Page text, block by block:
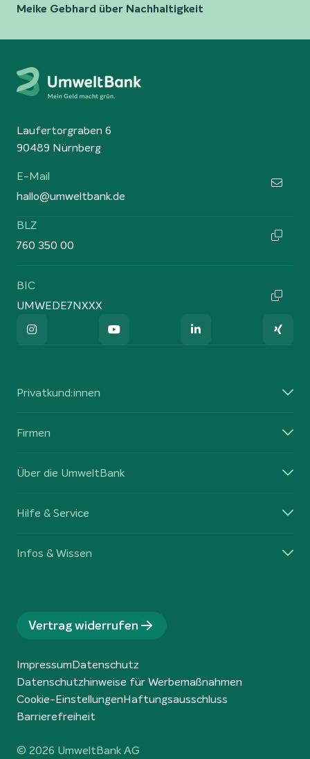
Meike Gebhard über Nachhaltigkeit
Laufertorgraben 6
90489 Nürnberg
E-Mail
hallo@umweltbank.de
BLZ
760 350 00
BIC
UMWEDE7NXXX
Privatkund:innen
Firmen
Über die UmweltBank
Hilfe & Service
Infos & Wissen
Vertrag widerrufen
ImpressumDatenschutz
Datenschutzhinweise für Werbemaßnahmen
Cookie-EinstellungenHaftungsausschluss
Barrierefreiheit
© 2026 UmweltBank AG